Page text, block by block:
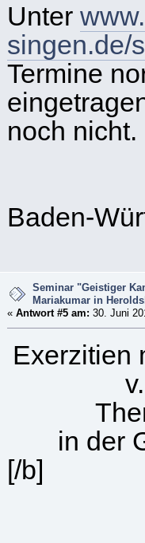
Unter
singen.de/
Termine
noch nicht.
Baden-
Seminar "Geistiger
Mariakumar in
« Antwort #5 am: 30. Juni
Exerzitien
in der
[/b]